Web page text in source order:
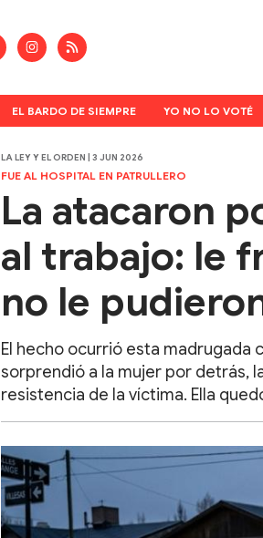
EL BARDO DE SIEMPRE YO NO LO VOTÉ
LA LEY Y EL ORDEN | 3 JUN 2026
FUE AL HOSPITAL EN PATRULLERO
La atacaron
al trabajo: le
no le
El hecho ocurrió esta madrugada
sorprendió a la mujer por detrás,
resistencia de la víctima. Ella